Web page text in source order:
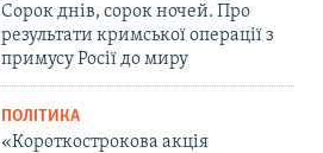
Сорок днів, сорок ночей. Про
результати кримської операції з
примусу Росії до миру
ПОЛІТИКА
«Короткострокова акція